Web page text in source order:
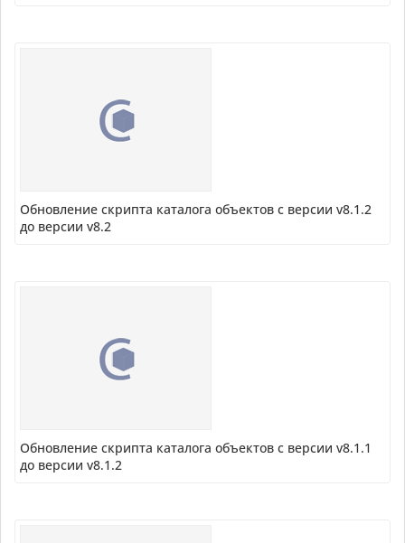
Обновление скрипта каталога объектов с версии v8.1.2
до версии v8.2
Обновление скрипта каталога объектов с версии v8.1.1
до версии v8.1.2